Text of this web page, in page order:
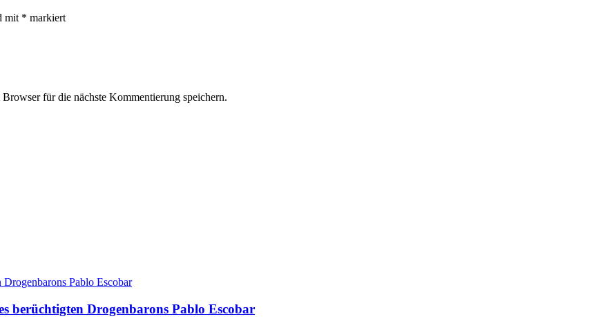
mit * markiert
für die nächste Kommentierung speichern.
berüchtigten Drogenbarons Pablo Escobar